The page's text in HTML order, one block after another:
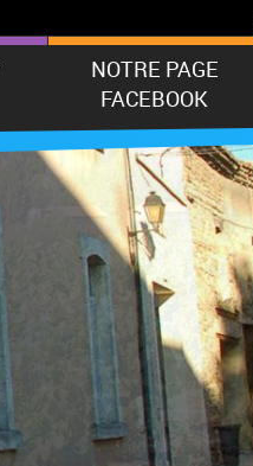
NOTRE PAGE
FACEBOOK